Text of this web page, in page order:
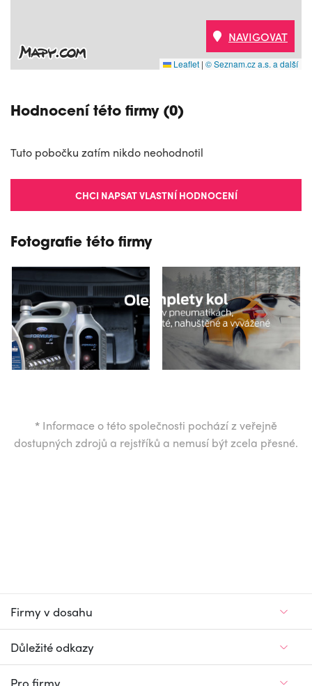
Leaflet | © Seznam.cz a.s. a další
NAVIGOVAT
Hodnocení této firmy (0)
Tuto pobočku zatím nikdo neohodnotil
CHCI NAPSAT VLASTNÍ HODNOCENÍ
Fotografie této firmy
* Informace o této společnosti pochází z veřejně
dostupných zdrojů a rejstříků a nemusí být zcela přesné.
Firmy v dosahu
Důležité odkazy
Pro firmy